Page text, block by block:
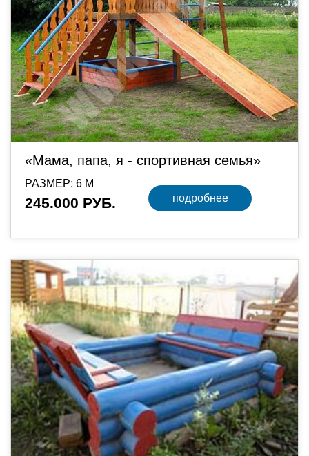
«Мама, папа, я - спортивная семья»
РАЗМЕР: 6 М
245.000 РУБ. подробнее